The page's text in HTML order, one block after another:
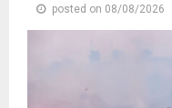
posted on 08/08/2026